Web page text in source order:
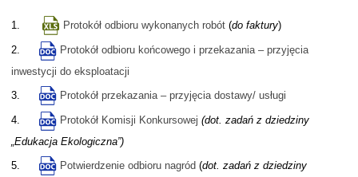
1. Protokół odbioru wykonanych robót (do faktury)
2.
Protokół odbioru końcowego i przekazania – przyjęcia
inwestycji do eksploatacji
3.
Protokół przekazania – przyjęcia dostawy/ usługi
4. Protokół Komisji Konkursowej (dot. zadań z dziedziny
„Edukacja Ekologiczna”)
5.
Potwierdzenie odbioru nagród (dot. zadań z dziedziny